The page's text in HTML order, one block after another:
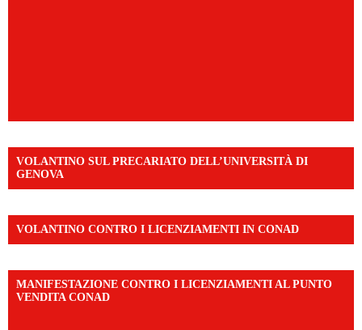
VOLANTINO SUL PRECARIATO DELL’UNIVERSITÀ DI
GENOVA
VOLANTINO CONTRO I LICENZIAMENTI IN CONAD
MANIFESTAZIONE CONTRO I LICENZIAMENTI AL PUNTO
VENDITA CONAD